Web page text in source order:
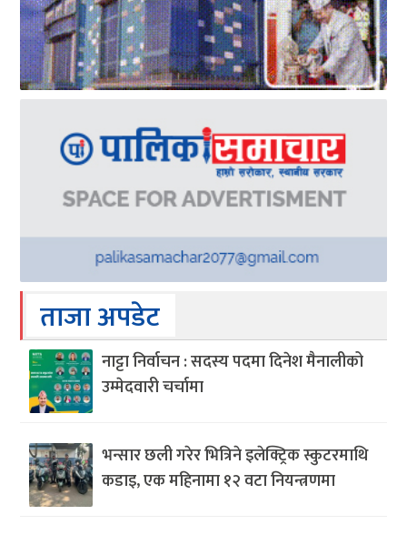
ताजा अपडेट
नाट्टा निर्वाचन : सदस्य पदमा दिनेश मैनालीको
उम्मेदवारी चर्चामा
भन्सार छली गरेर भित्रिने इलेक्ट्रिक स्कुटरमाथि
कडाइ, एक महिनामा १२ वटा नियन्त्रणमा